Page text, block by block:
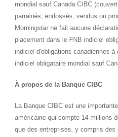
mondial sauf Canada CIBC
parrainés, endossés, vendus ou
Morningstar ne fait aucune
placement dans le FNB indiciel
indiciel d'obligations canadiennes
indiciel obligataire mondial sauf
À propos de la Banque CIBC
La Banque CIBC est une
américaine qui compte 14 millions
que des entreprises, y compris